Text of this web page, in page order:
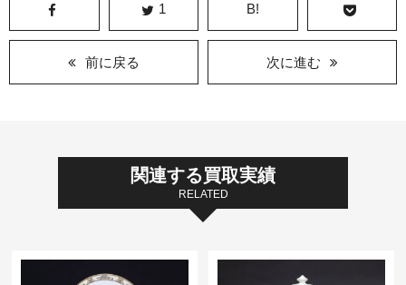
1 B!
前に戻る 次に進む
関連する買取実績
RELATED